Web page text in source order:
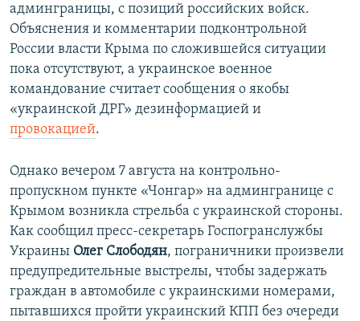
админграницы, с позиций российских войск.
Объяснения и комментарии подконтрольной
России власти Крыма по сложившейся ситуации
пока отсутствуют, а украинское военное
командование считает сообщения о якобы
«украинской ДРГ» дезинформацией и
провокацией.
Однако вечером 7 августа на контрольно-
пропускном пункте «Чонгар» на админгранице с
Крымом возникла стрельба с украинской стороны.
Как сообщил пресс-секретарь Госпогранслужбы
Украины Олег Слободян, пограничники произвели
предупредительные выстрелы, чтобы задержать
граждан в автомобиле с украинскими номерами,
пытавшихся пройти украинский КПП без очереди